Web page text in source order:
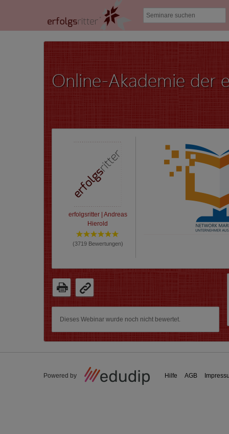
Online-Akademie der
erfolgsritter | Andreas
Hierold
(3719Bewertungen)
Dieses Webinar wurde noch nicht bewertet.
Powered by AGB
Hilfe